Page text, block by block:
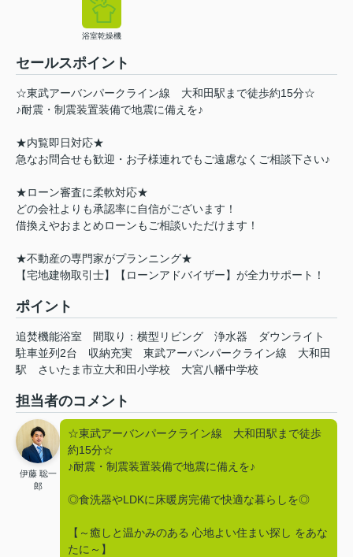
浴室乾燥機
セールスポイント
☆東武アーバンパークライン線 大和田駅まで徒歩約15分☆
♪耐震・制震装置装備で地震に備えを♪
★内覧即日対応★
急なお問合せも歓迎・お子様連れでもご遠慮なくご相談下さい♪
★ローン審査に柔軟対応★
どの会社よりも承認率に自信がございます！
借換えやおまとめローンもご相談いただけます！
★不動産の専門家がプランニング★
【宅地建物取引士】【ローンアドバイザー】が全力サポート！
ポイント
追焚機能浴室 間取り：横型リビング 浄水器
ダウンライト
駐車並列2台
収納充実 東武アーバンパークライン線
大和田
駅
さいたま市立大和田小学校 大宮八幡中学校
担当者のコメント
伊藤 聡一
郎
☆東武アーバンパークライン線 大和田駅まで徒歩
約15分☆
♪耐震・制震装置装備で地震に備えを♪
◎食洗器やLDKに床暖房完備で快適な暮らしを◎
【～癒しと温かみのある 心地よい住まい探し をあな
たに～】